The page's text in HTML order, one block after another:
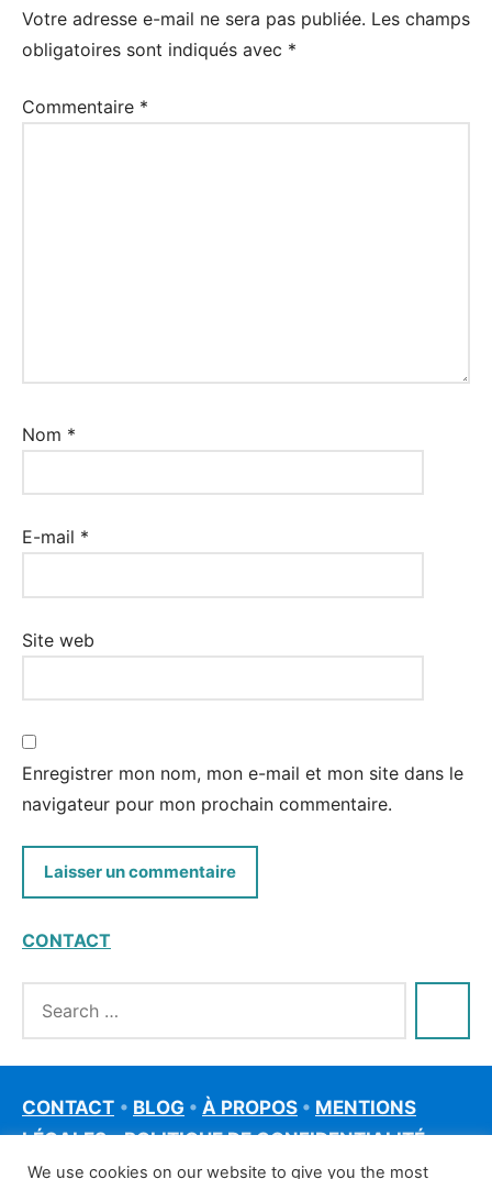
Votre adresse e-mail ne sera pas publiée. Les champs
obligatoires sont indiqués avec *
Commentaire *
Nom *
E-mail *
Site web
Enregistrer mon nom, mon e-mail et mon site dans le
navigateur pour mon prochain commentaire.
CONTACT
CONTACT • BLOG • À PROPOS • MENTIONS
LÉGALES•POLITIQUE DE CONFIDENTIALITÉ
We use cookies on our website to give you the most